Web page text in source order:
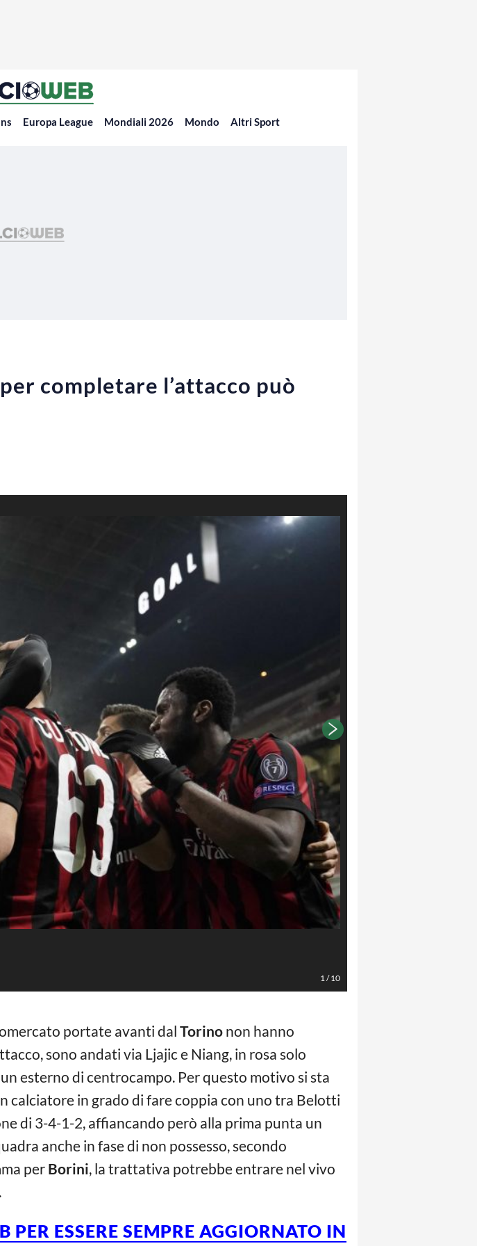
Europa League Mondiali 2026 Mondo Altri Sport
completare l’attacco può
1/10
portate avanti dal Torino non hanno
sono andati via Ljajic e Niang, in rosa solo
esterno di centrocampo. Per questo motivo si sta
calciatore in grado di fare coppia con uno tra Belotti
di 3-4-1-2, affiancando però alla prima punta un
anche in fase di non possesso, secondo
per Borini, la trattativa potrebbe entrare nel vivo
PER ESSERE SEMPRE AGGIORNATO IN